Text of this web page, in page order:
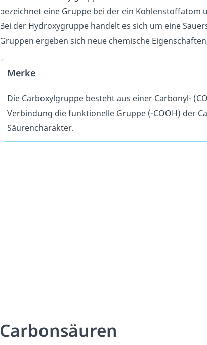
bezeichnet eine Gruppe bei der ein
Bei der Hydroxygruppe handelt es sich um eine
Gruppen ergeben sich neue chemische
Merke
Die Carboxylgruppe besteht aus einer Carbonyl-
Verbindung die funktionelle Gruppe (-COOH) der
Säurencharakter.
Carbonsäuren